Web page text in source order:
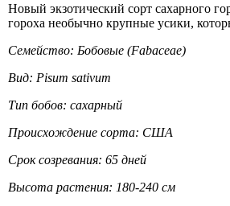
Новый экзотический сорт сахарного
гороха необычно крупные усики,
Семейство: Бобовые (Fabaceae)
Вид: Pisum sativum
Тип бобов: сахарный
Происхождение сорта: США
Срок созревания: 65 дней
Высота растения: 180-240 см